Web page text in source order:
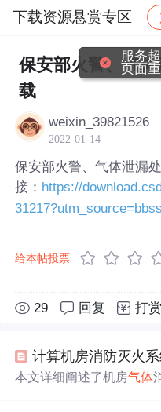
下载资源悬赏专区
社区 下载资源悬赏
保安部火警、气
载
weixin_39821526
2022-01-14
保安部火警、气体泄漏
接： https://
给本帖投票
29 回复 打赏
计算机房消防灭火
本文详细阐述了机房气体
服务
页面